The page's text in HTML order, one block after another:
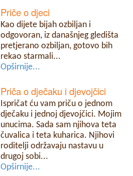
Priče o djeci
Kao dijete bijah ozbiljan i
odgovoran, iz današnjeg gledišta
pretjerano ozbiljan, gotovo bih
rekao starmali...
Opširnije...
Priča o dječaku i djevojčici
Ispričat ću vam priču o jednom
dječaku i jednoj djevojčici. Mojim
unucima. Sada sam njihova teta
čuvalica i teta kuharica. Njihovi
roditelji održavaju nastavu u
drugoj sobi...
Opširnije...